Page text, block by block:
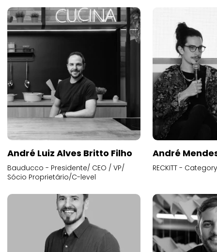
André Luiz Alves Britto Filho
Bauducco - Presidente/ CEO / VP/
Sócio Proprietário/C-level
André
RECKITT -